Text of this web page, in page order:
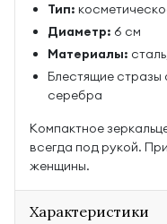
Тип:
Диаметр: 6 см
Материалы:
Блестящие
серебра
Компактное
всегда под рукой.
женщины.
Характеристики